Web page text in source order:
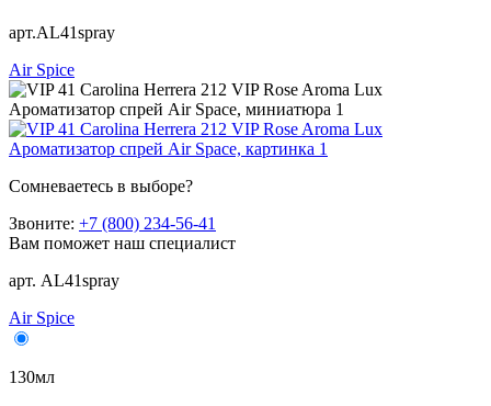
арт.AL41spray
Air Spice
Сомневаетесь в выборе?
Звоните: +7 (800) 234-56-41
Вам поможет наш специалист
арт. AL41spray
Air Spice
130мл